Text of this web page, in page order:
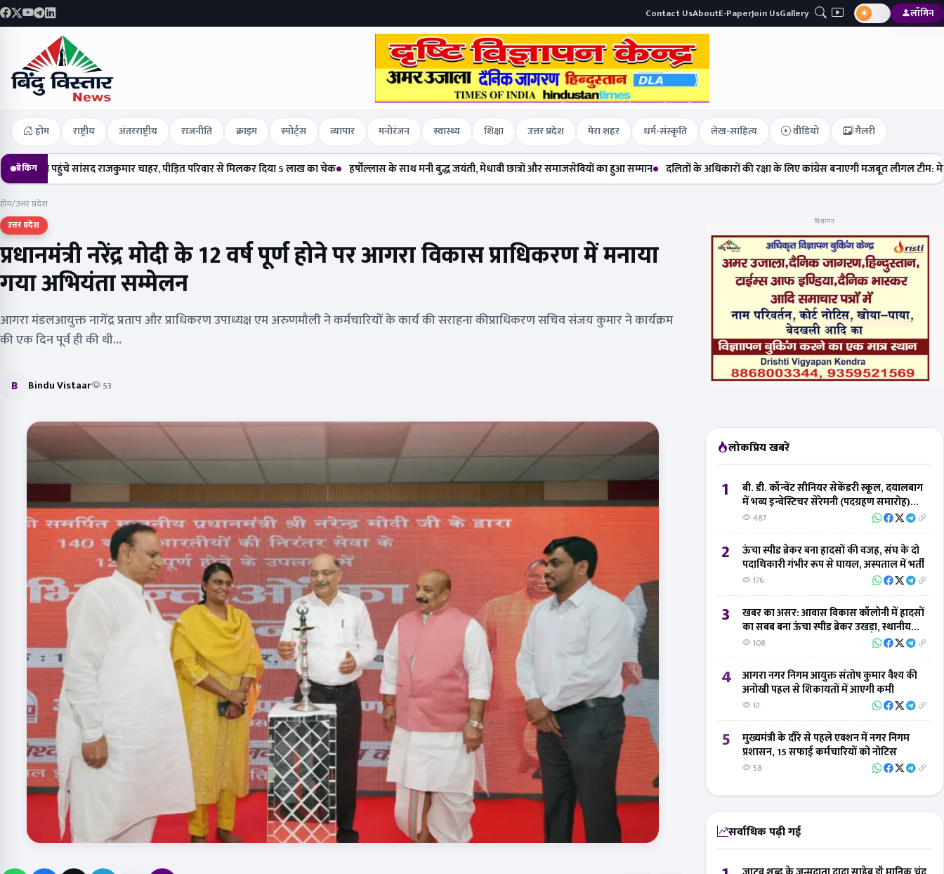
Contact UsAboutE-PaperJoin UsGallery लॉगिन
होम राष्ट्रीय अंतरराष्ट्रीय राजनीति क्राइम स्पोर्ट्स व्यापार मनोरंजन स्वास्थ्य शिक्षा उत्तर प्रदेश मेरा शहर धर्म-संस्कृति लेख-साहित्य वीडियो गैलरी
ब्रेकिंग
सांसद राजकुमार चाहर, पीड़ित परिवार से मिलकर दिया 5 लाख का चेक हर्षोल्लास के साथ मनी बुद्ध जयंती, मेधावी छात्रों और समाजसेवियों का हुआ सम्मान दलितों के अधिकारों की रक्षा के लिए कांग्रेस बनाएगी मजबूत लीगल टीम: मेघा सेहरा नए
होम/उत्तर प्रदेश
उत्तर प्रदेश
प्रधानमंत्री नरेंद्र मोदी के 12 वर्ष पूर्ण होने पर आगरा विकास प्राधिकरण में मनाया
गया अभियंता सम्मेलन
आगरा मंडलआयुक्त नागेंद्र प्रताप और प्राधिकरण उपाध्यक्ष एम अरुणमौली ने कर्मचारियों के कार्य की सराहना कीप्राधिकरण सचिव संजय कुमार ने कार्यक्रम
की एक दिन पूर्व ही की थी…
B Bindu Vistaar 53
विज्ञापन
लोकप्रिय खबरें
1
बी. डी. कॉन्वेंट सीनियर सेकेंडरी स्कूल, दयालबाग
में भव्य इन्वेस्टिचर सेरेमनी (पदग्रहण समारोह)
संपन्न
487
2
ऊंचा स्पीड ब्रेकर बना हादसों की वजह, संघ के दो
पदाधिकारी गंभीर रूप से घायल, अस्पताल में भर्ती
176
3
खबर का असर: आवास विकास कॉलोनी में हादसों
का सबब बना ऊंचा स्पीड ब्रेकर उखड़ा, स्थानीय
लोगों ने 'बिंदु विस्तार न्यूज' का जताया आभार
108
4
आगरा नगर निगम आयुक्त संतोष कुमार वैश्य की
अनोखी पहल से शिकायतों में आएगी कमी
61
5
मुख्यमंत्री के दौरे से पहले एक्शन में नगर निगम
प्रशासन, 15 सफाई कर्मचारियों को नोटिस
58
सर्वाधिक पढ़ी गई